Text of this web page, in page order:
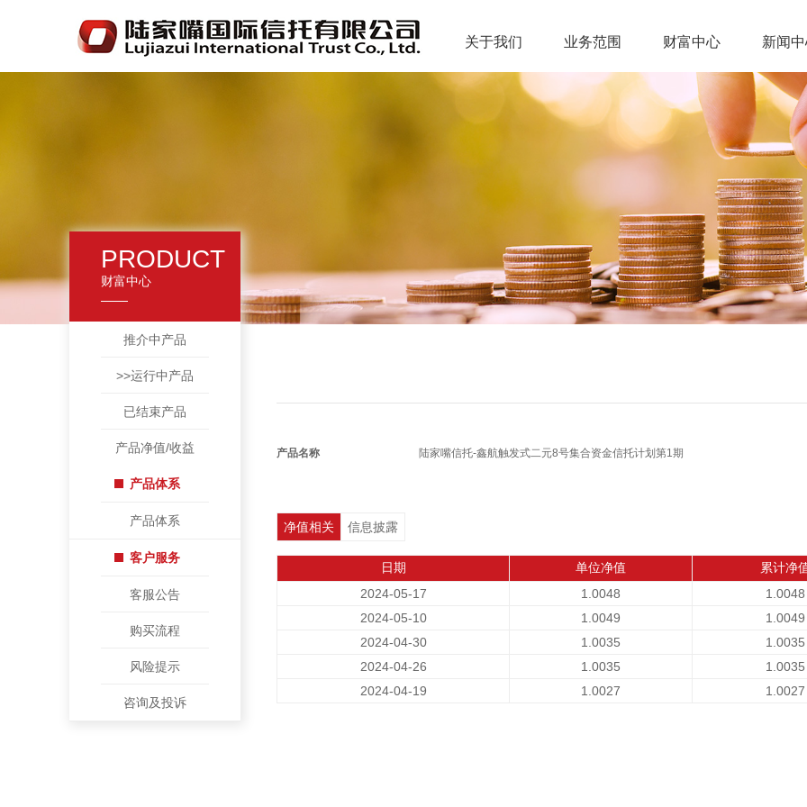
关于我们 业务范围 财富中心 新闻
PRODUCT
财富中心
推介中产品
>>运行中产品
已结束产品
产品净值/收益
产品体系
产品体系
客户服务
客服公告
购买流程
风险提示
咨询及投诉
产品名称 陆家嘴信托-鑫航触发式二元8号集合资金信托计划第1期
净值相关 信息披露
日期 单位净值
累计净
2024-05-17
1.0048
1.0048
2024-05-10
1.0049
1.0049
2024-04-30
1.0035
1.0035
2024-04-26
1.0035
1.0035
2024-04-19
1.0027 1.0027